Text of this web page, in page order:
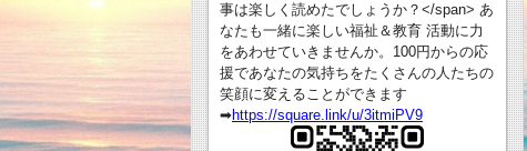
事は楽しく読めたでしょうか？</span> あ
なたも一緒に楽しい福祉＆教育 活動に力
をあわせていきませんか。100円からの応
援であなたの気持ちをたくさんの人たちの
笑顔に変えることができます
➡︎https://square.link/u/3itmiPV9